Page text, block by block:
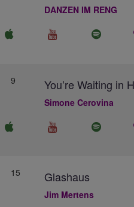
DANZEN IM RENG
9 You’re Waiting in
Simone Cerovina
15 Glashaus
Jim Mertens